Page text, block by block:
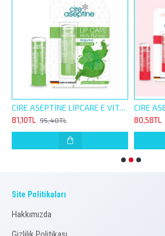
CİRE ASEPTİNE LİPCARE E VİTAMİNLİ 4,5G NANE DOLGUNLUK HİSSİ VEREN NEMLENDİRİCİ
81,10TL 95,40TL 80,58TL
Site Politikaları
Hakkımızda